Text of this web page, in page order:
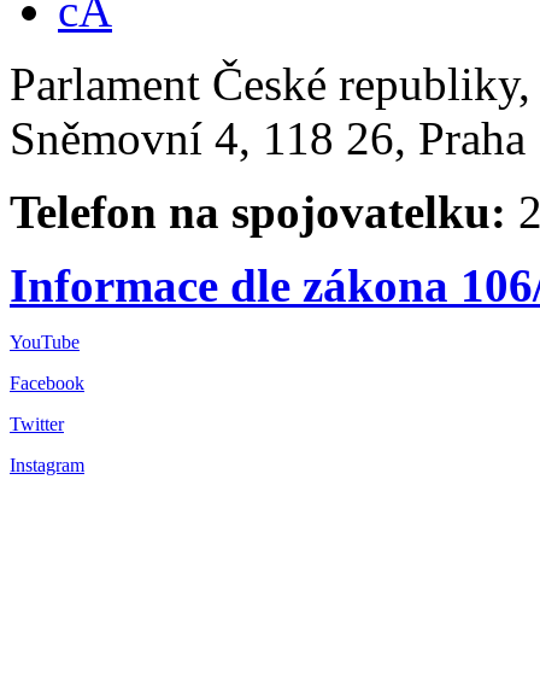
Parlament České
Sněmovní 4, 118 26,
Telefon na spojovatelku:
Informace dle zákona
YouTube
Facebook
Twitter
Instagram